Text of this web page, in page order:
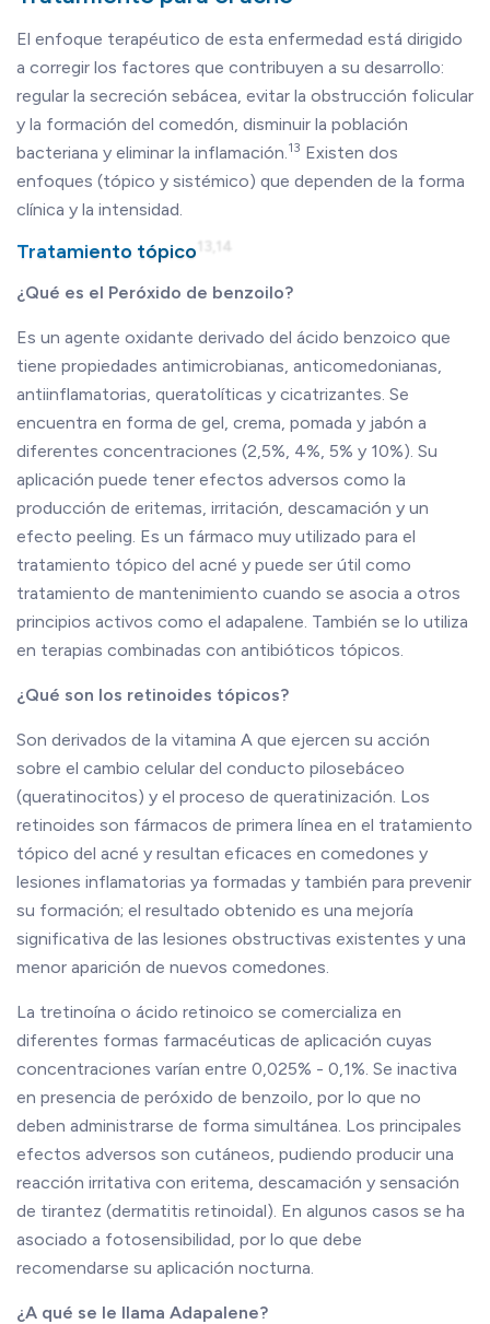
El enfoque terapéutico de esta enfermedad está dirigido
a corregir los factores que contribuyen a su desarrollo:
regular la secreción sebácea, evitar la obstrucción folicular
y la formación del comedón, disminuir la población
bacteriana y eliminar la inflamación. 13 Existen dos
enfoques (tópico y sistémico) que dependen de la forma
clínica y la intensidad.
Tratamiento tópico13,14
¿Qué es el Peróxido de benzoilo?
Es un agente oxidante derivado del ácido benzoico que
tiene propiedades antimicrobianas, anticomedonianas,
antiinflamatorias, queratolíticas y cicatrizantes. Se
encuentra en forma de gel, crema, pomada y jabón a
diferentes concentraciones (2,5%, 4%, 5% y 10%). Su
aplicación puede tener efectos adversos como la
producción de eritemas, irritación, descamación y un
efecto peeling. Es un fármaco muy utilizado para el
tratamiento tópico del acné y puede ser útil como
tratamiento de mantenimiento cuando se asocia a otros
principios activos como el adapalene. También se lo utiliza
en terapias combinadas con antibióticos tópicos.
¿Qué son los retinoides tópicos?
Son derivados de la vitamina A que ejercen su acción
sobre el cambio celular del conducto pilosebáceo
(queratinocitos) y el proceso de queratinización. Los
retinoides son fármacos de primera línea en el tratamiento
tópico del acné y resultan eficaces en comedones y
lesiones inflamatorias ya formadas y también para prevenir
su formación; el resultado obtenido es una mejoría
significativa de las lesiones obstructivas existentes y una
menor aparición de nuevos comedones.
La tretinoína o ácido retinoico se comercializa en
diferentes formas farmacéuticas de aplicación cuyas
concentraciones varían entre 0,025% - 0,1%. Se inactiva
en presencia de peróxido de benzoilo, por lo que no
deben administrarse de forma simultánea. Los principales
efectos adversos son cutáneos, pudiendo producir una
reacción irritativa con eritema, descamación y sensación
de tirantez (dermatitis retinoidal). En algunos casos se ha
asociado a fotosensibilidad, por lo que debe
recomendarse su aplicación nocturna.
¿A qué se le llama Adapalene?